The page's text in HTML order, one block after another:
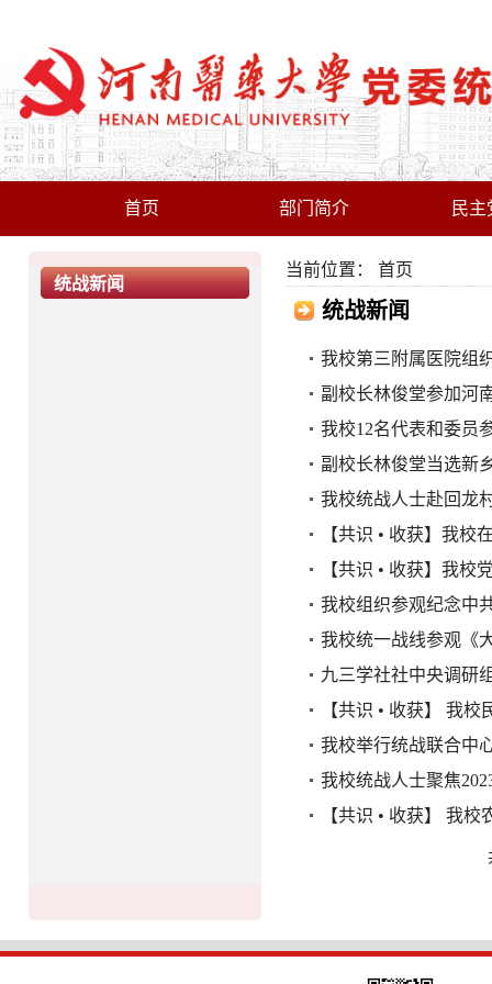
首页 部门简介 民
统战新闻
当前位置： 首页
统战新闻
我校第三附属医院组
副校长林俊堂参加河
我校12名代表和委员
副校长林俊堂当选新
我校统战人士赴回龙
【共识 • 收获】我校
【共识 • 收获】我校
我校组织参观纪念中
我校统一战线参观《
九三学社社中央调研
【共识 • 收获】 我
我校举行统战联合中
我校统战人士聚焦
【共识 • 收获】 我